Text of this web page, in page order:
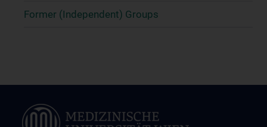
Former (Independent) Groups